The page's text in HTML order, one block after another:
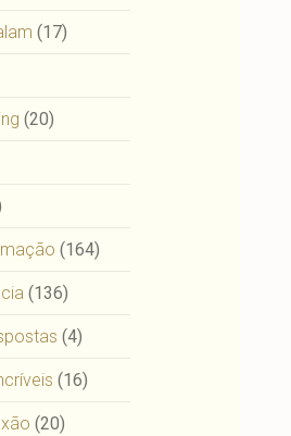
(17)
(20)
(164)
(136)
(4)
(16)
(20)